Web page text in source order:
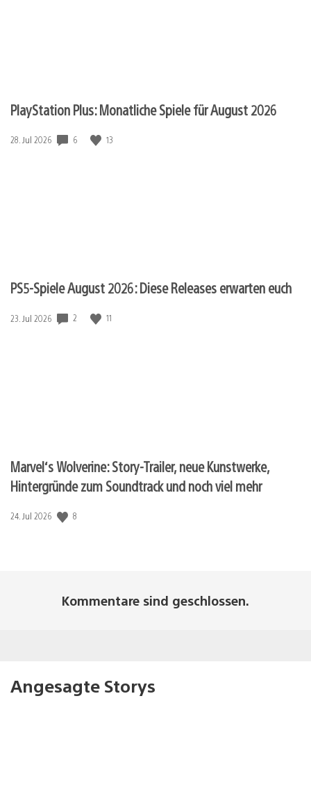
PlayStation Plus: Monatliche Spiele für August 2026
Veröffentlichungsdatum:
28. Jul 2026 6 13
PS5-Spiele August 2026: Diese Releases erwarten euch
Veröffentlichungsdatum:
23. Jul 2026 2 11
Marvel‘s Wolverine: Story-Trailer, neue Kunstwerke,
Hintergründe zum Soundtrack und noch viel mehr
Veröffentlichungsdatum:
24. Jul 2026 8
Kommentare sind geschlossen.
Angesagte Storys